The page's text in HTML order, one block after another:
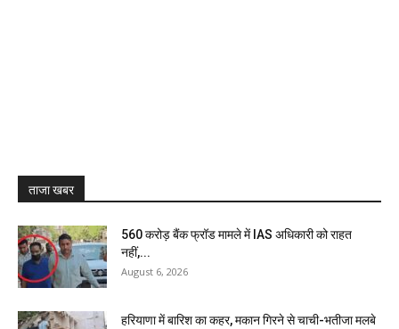
ताजा खबर
₹560 करोड़ बैंक फ्रॉड मामले में IAS अधिकारी को राहत
नहीं,...
August 6, 2026
हरियाणा में बारिश का कहर, मकान गिरने से चाची-भतीजा मलबे